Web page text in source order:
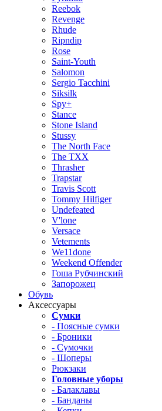
Reebok
Revenge
Rhude
Ripndip
Rose
Saint-Youth
Salomon
Sergio Tacchini
Siksilk
Spy+
Stance
Stone Island
Stussy
The North Face
The TXX
Thrasher
Trapstar
Travis Scott
Tommy Hilfiger
Undefeated
V'lone
Versace
Vetements
We11done
Weekend Offender
Гоша Рубчинский
Запорожец
Обувь
Аксессуары
Сумки
- Поясные сумки
- Броники
- Сумочки
- Шоперы
Рюкзаки
Головные уборы
- Балаклавы
- Банданы